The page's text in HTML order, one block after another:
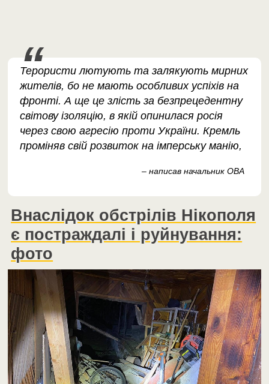
Терористи лютують та залякують мирних
жителів, бо не мають особливих успіхів на
фронті. А ще це злість за безпрецедентну
світову ізоляцію, в якій опинилася росія
через свою агресію проти України. Кремль
проміняв свій розвиток на імперську манію,
– написав начальник ОВА
Внаслідок обстрілів Нікополя
є постраждалі і руйнування:
фото